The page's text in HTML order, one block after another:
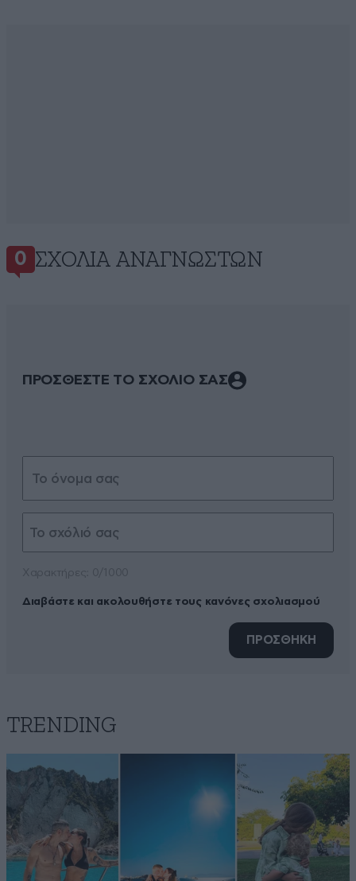
0 ΣΧΌΛΙΑ ΑΝΑΓΝΩΣΤΏΝ
ΠΡΟΣΘΕΣΤΕ ΤΟ ΣΧΟΛΙΟ ΣΑΣ
Διαβάστε και ακολουθήστε τους κανόνες σχολιασμού
ΠΡΟΣΘΗΚΗ
TRENDING